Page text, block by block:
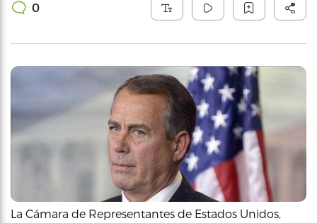
0
La Cámara de Representantes de Estados Unidos,